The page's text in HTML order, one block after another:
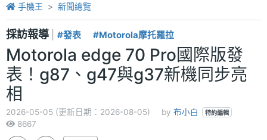
手機王 新聞總覽
採訪報導 #發表 #Motorola摩托羅拉
Motorola edge 70 Pro國際版發
表！g87、g47與g37新機同步亮
相
2026-05-05 (更新日期：2026-08-05) by 布小白 特約編輯
8667